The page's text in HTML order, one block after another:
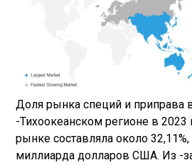
Доля рынка специй и приправа
-Тихоокеанском регионе в
рынке составляла около
миллиарда долларов США. Из -